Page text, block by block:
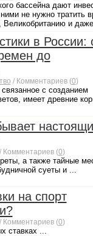
бассейна дают
не нужно тратить
и
в России:
до
/ Комментариев (0)
с созданием
имеет древние
/ Комментариев (0)
а также тайные
суеты и ...
на спорт
/ Комментариев (0)
ставках ...